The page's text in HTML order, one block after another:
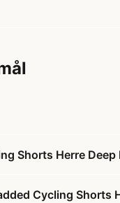
Shorts Herre Deep
Cycling Shorts